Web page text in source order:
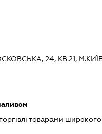
24, КВ.21,
товарами широкого